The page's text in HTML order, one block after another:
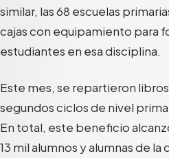
similar, las 68 escuelas
cajas con equipamiento para
estudiantes en esa disciplina.
Este mes, se repartieron
segundos ciclos de nivel
En total, este beneficio
13 mil alumnos y alumnas de la